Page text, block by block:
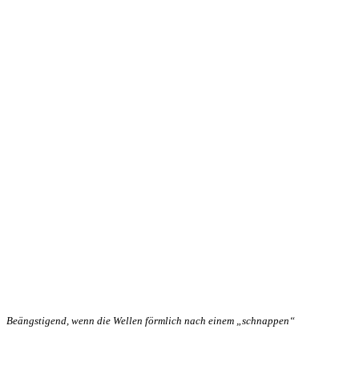
Beängstigend, wenn die Wellen förmlich nach einem „schnappen“